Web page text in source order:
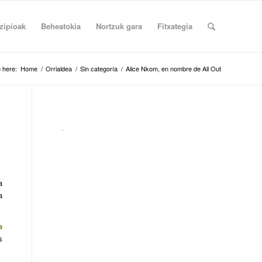
Beheatokia Nortzuk gara Fitxategia
here: Home / Orrialdea / Sin categoría / Alice Nkom, en nombre de All Out
.